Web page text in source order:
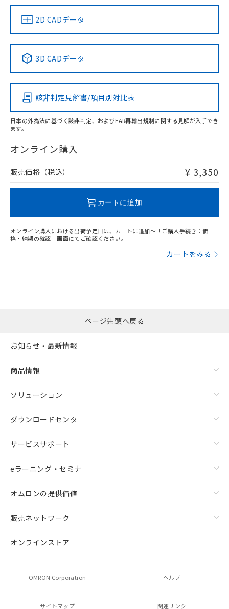
中国 RoHS 注意事項・凡例
Pb Hg Cd Cr(VI)
O
在庫等で未対応品が混在する可能性があります。
問い合わせください。
2D CADデータ
3D CADデータ
該非判定見解書/項目別対比表
日本の外為法に基づく該非判定、およびEAR再輸出規制に関する見解が入手でき
ます。
オンライン購入
販売価格（税込） ¥ 3,350
カートに追加
オンライン購入における出荷予定日は、カートに追加～「ご購入手続き：価
格・納期の確認」画面にてご確認ください。
カートをみる
ページ先頭へ戻る
お知らせ・最新情報
商品情報
ソリューション
ダウンロードセンタ
サービスサポート
eラーニング・セミナ
オムロンの提供価値
販売ネットワーク
オンラインストア
OMRON Corporation ヘルプ
サイトマップ 関連リンク